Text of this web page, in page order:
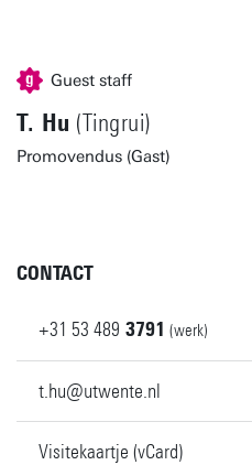
Guest staff
T. Hu (Tingrui)
Promovendus (Gast)
CONTACT
+31 53 489 3791 (werk)
t.hu@utwente.nl
Visitekaartje (vCard)